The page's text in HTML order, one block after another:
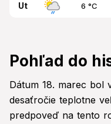
Ut 6 °C
Pohľad do
Dátum 18. marec bol
desaťročie teplotne
predpoveď na tento